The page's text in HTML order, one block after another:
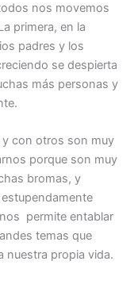
nos movemos
primera, en la
padres y los
se despierta
más personas y
con otros son muy
porque son muy
bromas, y
permite entablar
temas que
nuestra propia vida.